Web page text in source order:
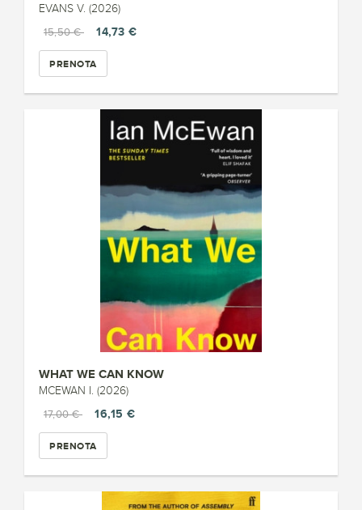
EVANS V. (2026)
15,50 €
14,73 €
PRENOTA
WHAT WE CAN KNOW
MCEWAN I. (2026)
17,00 €
16,15 €
PRENOTA